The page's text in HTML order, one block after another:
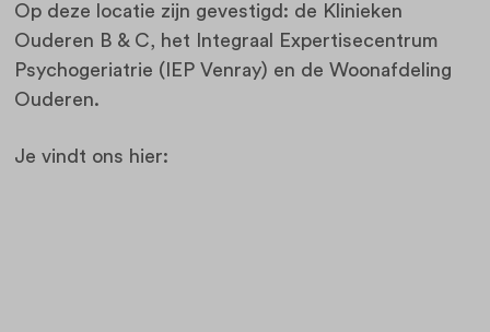
Op deze locatie zijn gevestigd: de Klinieken
Ouderen B & C, het Integraal Expertisecentrum
Psychogeriatrie (IEP Venray) en de Woonafdeling
Ouderen.
Je vindt ons hier: